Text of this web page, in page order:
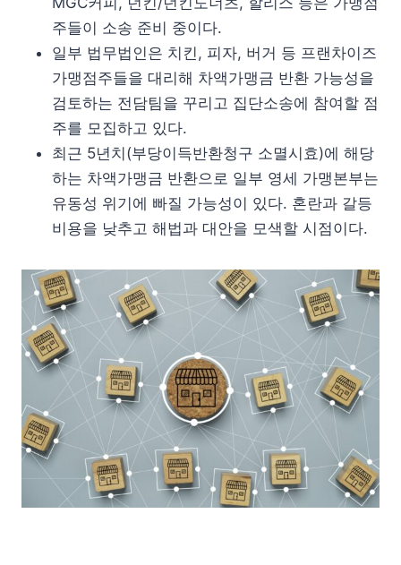
주들이 소송 준비 중이다.
일부 법무법인은 치킨, 피자, 버거 등 프랜차이즈
가맹점주들을 대리해 차액가맹금 반환 가능성을
검토하는 전담팀을 꾸리고 집단소송에 참여할 점
주를 모집하고 있다.
최근 5년치(부당이득반환청구 소멸시효)에 해당
하는 차액가맹금 반환으로 일부 영세 가맹본부는
유동성 위기에 빠질 가능성이 있다. 혼란과 갈등
비용을 낮추고 해법과 대안을 모색할 시점이다.